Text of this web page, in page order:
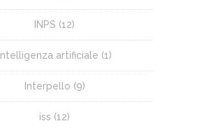
INPS (12)
Intelligenza artificiale (1)
Interpello (9)
iss (12)